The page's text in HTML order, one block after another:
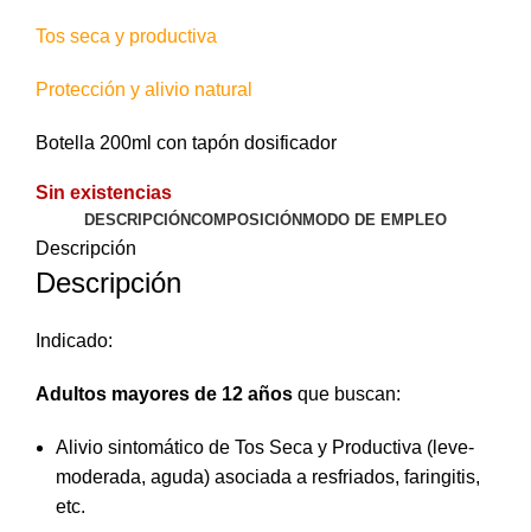
Tos seca y productiva
Protección y alivio natural
Botella 200ml con tapón dosificador
Sin existencias
DESCRIPCIÓNCOMPOSICIÓN MODO DE EMPLEO
Descripción
Descripción
Indicado:
Adultos mayores de 12 años que buscan:
Alivio sintomático de Tos Seca y Productiva (leve-
moderada, aguda) asociada a resfriados, faringitis,
etc.